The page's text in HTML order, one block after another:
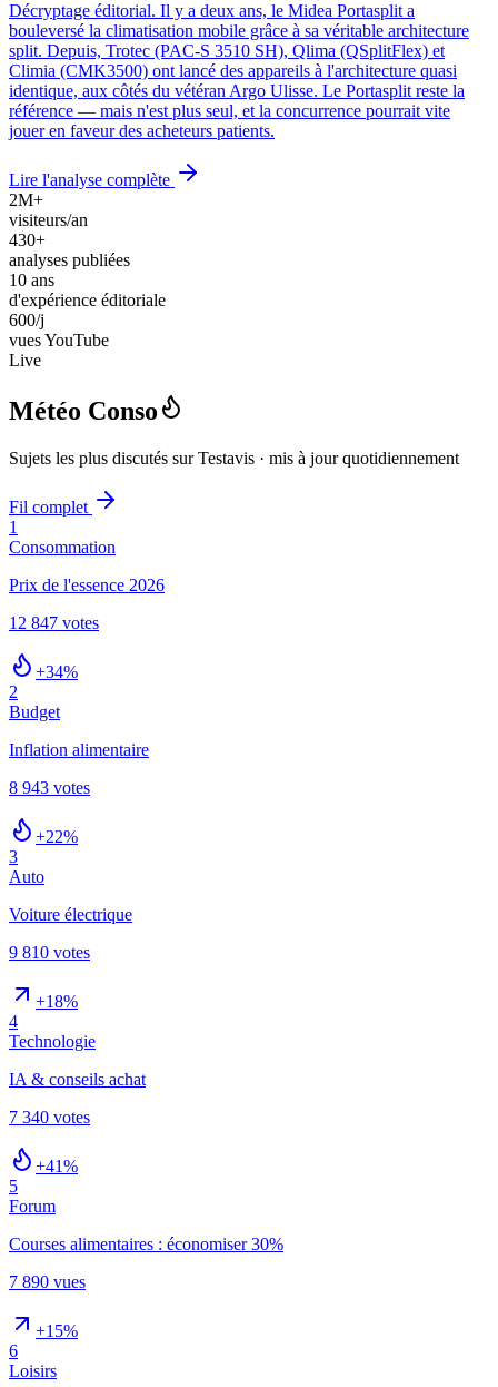
Décryptage éditorial. Il y a deux ans, le Midea Portasplit a
bouleversé la climatisation mobile grâce à sa véritable architecture
split. Depuis, Trotec (PAC-S 3510 SH), Qlima (QSplitFlex) et
Climia (CMK3500) ont lancé des appareils à l'architecture quasi
identique, aux côtés du vétéran Argo Ulisse. Le Portasplit reste la
référence — mais n'est plus seul, et la concurrence pourrait vite
jouer en faveur des acheteurs patients.
Lire l'analyse complète
2M+
visiteurs/an
430+
analyses publiées
10 ans
d'expérience éditoriale
600/j
vues YouTube
Live
Météo Conso
Sujets les plus discutés sur Testavis · mis à jour quotidiennement
Fil complet
1
Consommation
Prix de l'essence 2026
12 847 votes
+34%
2
Budget
Inflation alimentaire
8 943 votes
+22%
3
Auto
Voiture électrique
9 810 votes
+18%
4
Technologie
IA & conseils achat
7 340 votes
+41%
5
Forum
Courses alimentaires : économiser 30%
7 890 vues
+15%
6
Loisirs